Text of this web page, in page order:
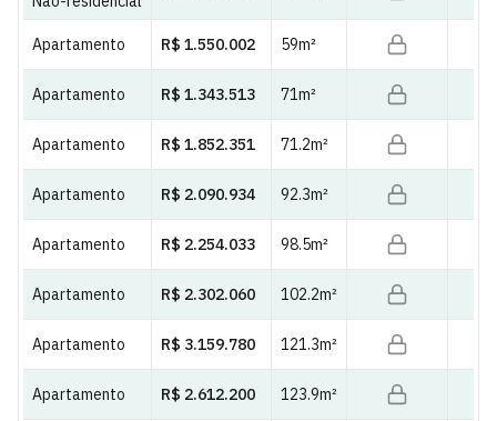
Apartamento R$ 1.550.002 59m²
Apartamento R$ 1.343.513 71m²
Apartamento R$ 1.852.351 71.2m²
Apartamento R$ 2.090.934 92.3m²
Apartamento R$ 2.254.033 98.5m²
Apartamento R$ 2.302.060 102.2m²
Apartamento R$ 3.159.780 121.3m²
Apartamento R$ 2.612.200 123.9m²